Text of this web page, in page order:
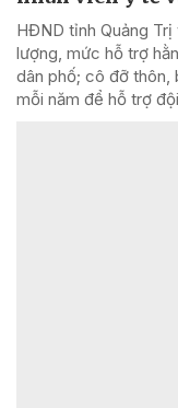
HĐND tỉnh Quảng
lượng, mức hỗ trợ
dân phố; cô đỡ thôn,
mỗi năm để hỗ trợ